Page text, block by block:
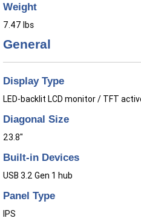
Weight
7.47 lbs
General
Display Type
LED-backlit LCD monitor / TFT
Diagonal Size
23.8"
Built-in Devices
USB 3.2 Gen 1 hub
Panel Type
IPS